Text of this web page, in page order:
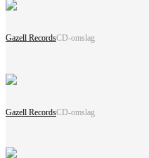
Gazell RecordsCD-omslag
Gazell RecordsCD-omslag